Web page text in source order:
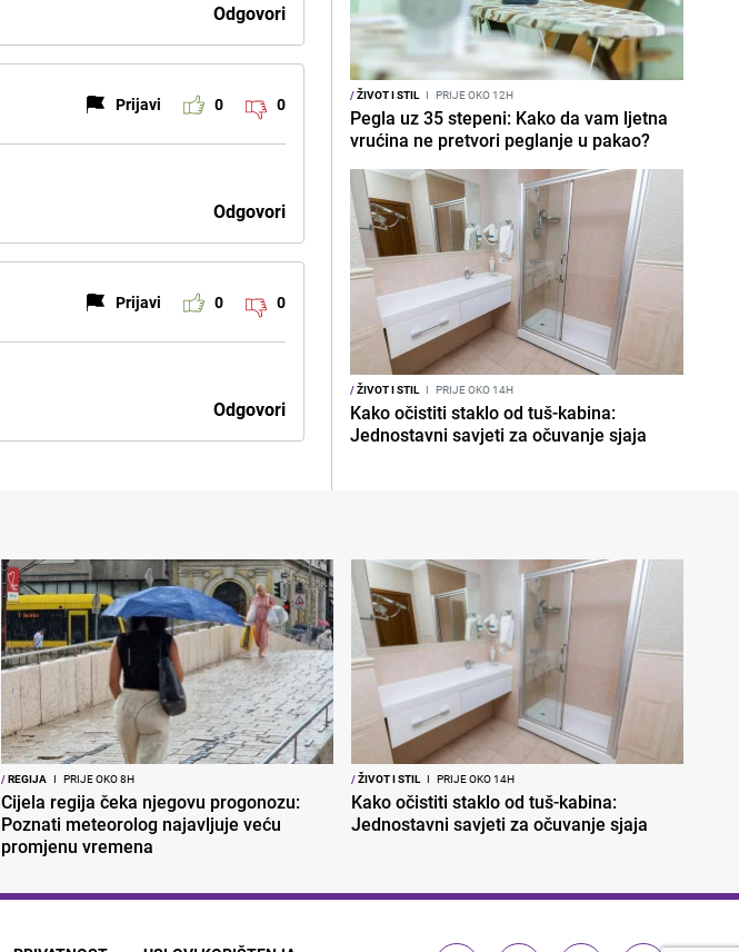
Odgovori
Prijavi 0 0
Odgovori
Prijavi 0 0
Odgovori
/ŽIVOT I STIL I PRIJE OKO 12H
Pegla uz 35 stepeni: Kako da vam ljetna
vrućina ne pretvori peglanje u pakao?
/ŽIVOT I STIL I PRIJE OKO 14H
Kako očistiti staklo od tuš-kabina:
Jednostavni savjeti za očuvanje sjaja
/REGIJA I PRIJE OKO 8H
Cijela regija čeka njegovu progonozu:
Poznati meteorolog najavljuje veću
promjenu vremena
/ŽIVOT I STIL I PRIJE OKO 14H
Kako očistiti staklo od tuš-kabina:
Jednostavni savjeti za očuvanje sjaja